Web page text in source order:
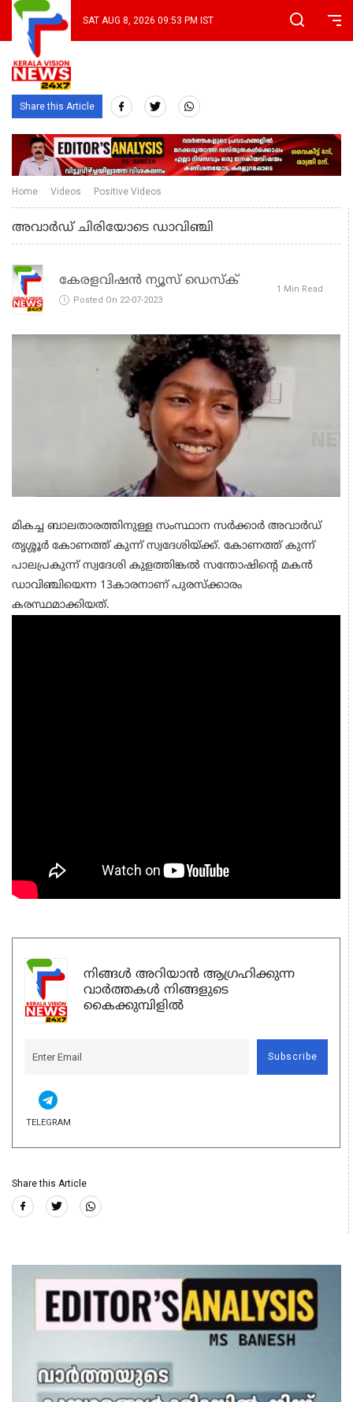
SAT AUG 8, 2026 09:53 PM IST
Share this Article
Home Videos Positive Videos
അവാർഡ് ചിരിയോടെ ഡാവിഞ്ചി
കേരളവിഷൻ ന്യൂസ് ഡെസ്‌ക്
Posted On 22-07-2023
1 Min Read
മികച്ച ബാലതാരത്തിനുള്ള സംസ്ഥാന സര്‍ക്കാര്‍ അവാര്‍ഡ്
തൃശ്ശൂര്‍ കോണത്ത് കുന്ന് സ്വദേശിയ്ക്ക്. കോണത്ത് കുന്ന്
പാലപ്രകുന്ന് സ്വദേശി കുളത്തിങ്കല്‍ സന്തോഷിന്റെ മകന്‍
ഡാവിഞ്ചിയെന്ന 13കാരനാണ് പുരസ്‌ക്കാരം
കരസ്ഥമാക്കിയത്.
നിങ്ങൾ അറിയാൻ ആഗ്രഹിക്കുന്ന
വാർത്തകൾ നിങ്ങളുടെ
കൈക്കുമ്പിളിൽ
Subscribe
TELEGRAM
Share this Article